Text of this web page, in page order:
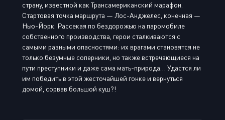
страну, известной как Трансамериканский марафон.
Стартовая точка маршрута — Лос-Анджелес, конечная —
Нью-Йорк. Рассекая по бездорожью на паромобиле
собственного производства, герои сталкиваются с
самыми разными опасностями: их врагами становятся не
только безумные соперники, но также встречающиеся на
пути преступники и даже сама мать-природа… Удастся ли
им победить в этой жесточайшей гонке и вернуться
домой, сорвав большой куш?!